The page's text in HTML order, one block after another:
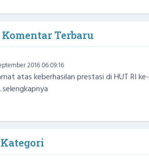
Komentar Terbaru
2016 06:09:16
atas keberhasilan prestasi di HUT RI ke-
selengkapnya
Kategori